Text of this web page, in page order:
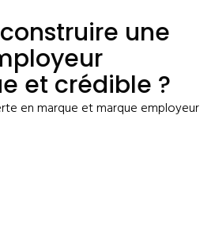
une
et crédible ?
en marque et marque employeur